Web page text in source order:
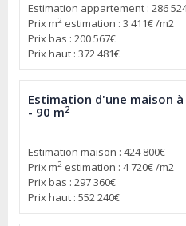
Estimation appartement : 286
Prix m2 estimation : 3 411€ /m2
Prix bas : 200 567€
Prix haut : 372 481€
Estimation d'une maison
- 90 m2
Estimation maison : 424 800€
Prix m2 estimation : 4 720€ /m2
Prix bas : 297 360€
Prix haut : 552 240€